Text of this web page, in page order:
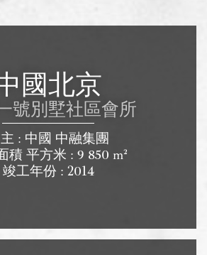
國北京
號別墅社區會所
: 中國 中融集團
積 平方米 : 9 850 m²
竣工年份 : 2014